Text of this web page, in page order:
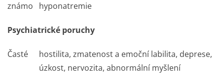
známo
hyponatremie
Psychiatrické poruchy
Časté
hostilita, zmatenost a emoční labilita, deprese,
úzkost, nervozita, abnormální myšlení